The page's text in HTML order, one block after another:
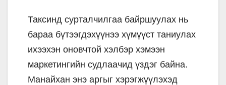
Таксинд сурталчилгаа байршуулах нь
бараа бүтээгдэхүүнээ хүмүүст таниулах
ихээхэн оновчтой хэлбэр хэмээн
маркетингийн судлаачид үздэг байна.
Манайхан энэ аргыг хэрэгжүүлэхэд